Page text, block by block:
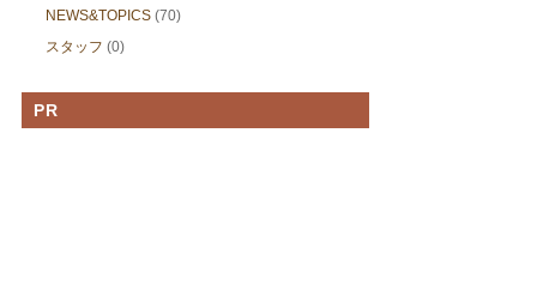
NEWS&TOPICS(70)
スタッフ (0)
PR